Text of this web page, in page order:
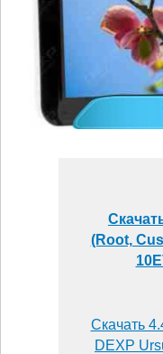
(Root,
Скачать
DEXP